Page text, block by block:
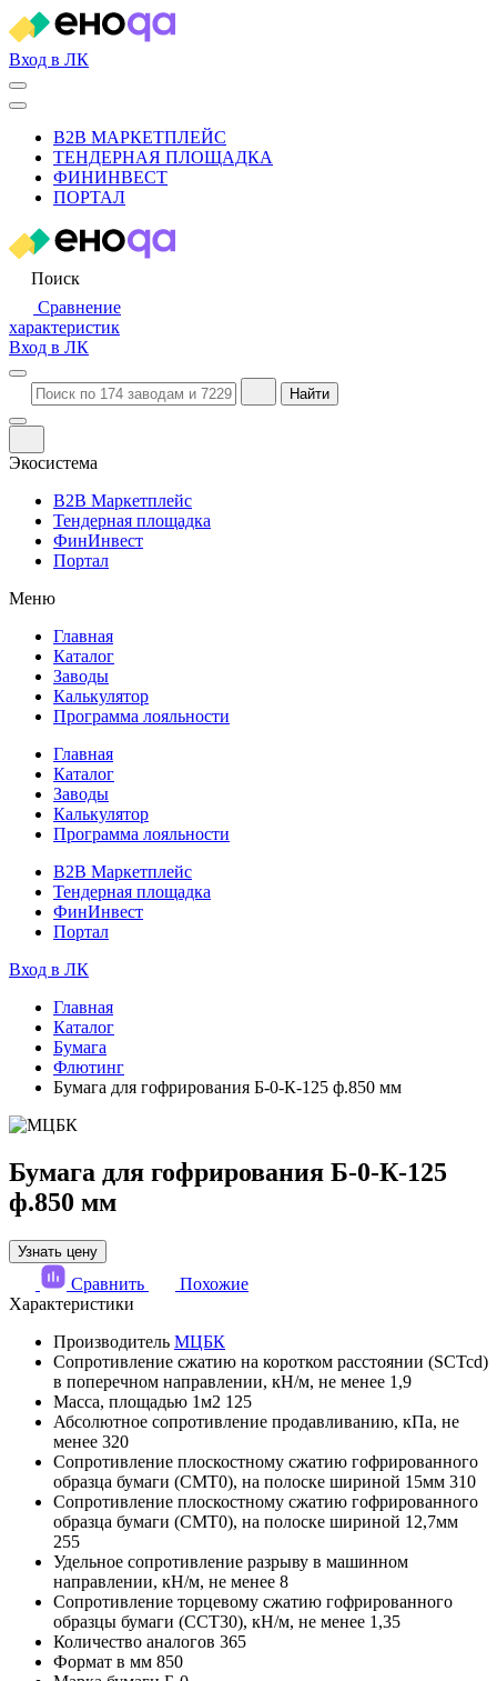
Вход в ЛК
B2B МАРКЕТПЛЕЙС
ТЕНДЕРНАЯ ПЛОЩАДКА
ФИНИНВЕСТ
ПОРТАЛ
Поиск
Сравнение
характеристик
Вход в ЛК
Найти
Экосистема
B2B Маркетплейс
Тендерная площадка
ФинИнвест
Портал
Меню
Главная
Каталог
Заводы
Калькулятор
Программа лояльности
Главная
Каталог
Заводы
Калькулятор
Программа лояльности
B2B Маркетплейс
Тендерная площадка
ФинИнвест
Портал
Вход в ЛК
Главная
Каталог
Бумага
Флютинг
Бумага для гофрирования Б-0-К-125 ф.850 мм
Бумага для гофрирования Б-0-К-125
ф.850 мм
Узнать цену
Сравнить
Похожие
Характеристики
Производитель МЦБК
Сопротивление сжатию на коротком расстоянии (SCTcd)
в поперечном направлении, кН/м, не менее 1,9
Масса, площадью 1м2 125
Абсолютное сопротивление продавливанию, кПа, не
менее 320
Сопротивление плоскостному сжатию гофрированного
образца бумаги (СМТ0), на полоске шириной 15мм 310
Сопротивление плоскостному сжатию гофрированного
образца бумаги (СМТ0), на полоске шириной 12,7мм
255
Удельное сопротивление разрыву в машинном
направлении, кН/м, не менее 8
Сопротивление торцевому сжатию гофрированного
образцы бумаги (ССТ30), кН/м, не менее 1,35
Количество аналогов 365
Формат в мм 850